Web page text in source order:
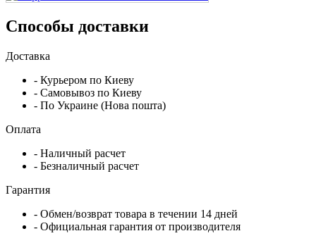
Способы доставки
Доставка
- Курьером по Киеву
- Самовывоз по Киеву
- По Украине (Нова пошта)
Оплата
- Наличный расчет
- Безналичный расчет
Гарантия
- Обмен/возврат товара в течении 14 дней
- Официальная гарантия от производителя